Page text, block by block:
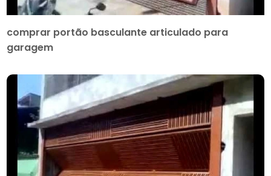
comprar portão basculante articulado para
garagem